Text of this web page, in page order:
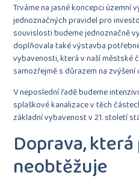
Trváme na jasné koncepci územní
jednoznačných pravidel pro
souvislosti budeme jednoznačně
doplňovala také výstavba
vybavenosti, která v naší městské
samozřejmě s důrazem na
V neposlední řadě budeme
splaškové kanalizace v těch
základní vybavenost v 21. století
Doprava,
neobtěžuje